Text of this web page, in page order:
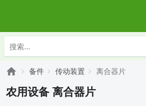
备件 传动装置 离合器片
农用设备 离合器片